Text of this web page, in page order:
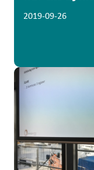
2019-09-26